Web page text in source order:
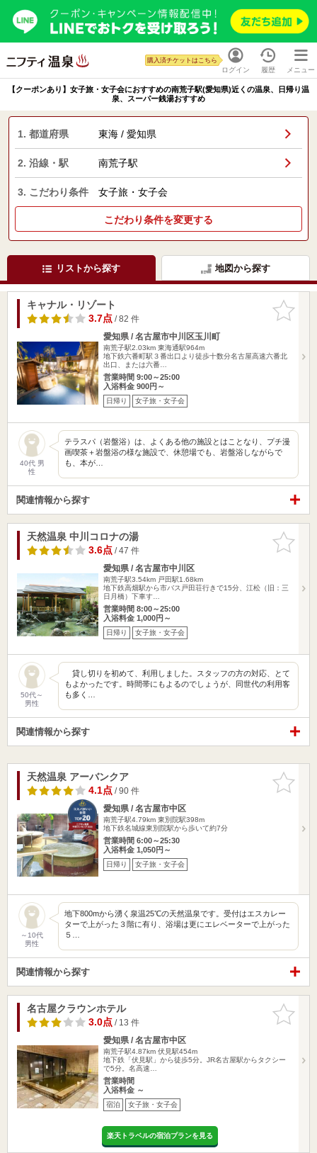
ログイン
購入済チケットはこちら
履歴 メニュー
【クーポンあり】女子旅・女子会におすすめの南荒子駅(愛知県)近くの温泉、日帰り温
泉、スーパー銭湯おすすめ
1. 都道府県 東海 / 愛知県
2. 沿線・駅 南荒子駅
3. こだわり条件 女子旅・女子会
こだわり条件を変更する
リストから探す 地図から探す
お気に入
りに追加
キャナル・リゾート
3.7点/ 82 件
愛知県 / 名古屋市中川区玉川町
南荒子駅2.03km 東海通駅964m
地下鉄六番町駅３番出口より徒歩十数分名古屋高速六番北
出口、または六番…
営業時間 9:00～25:00
入浴料金 900円～
日帰り 女子旅・女子会
40代 男
性
テラスパ（岩盤浴）は、よくある他の施設とはことなり、プチ漫
画喫茶＋岩盤浴の様な施設で、休憩場でも、岩盤浴しながらで
も、本が…
関連情報から探す
お気に入
りに追加
天然温泉 中川コロナの湯
3.6点/ 47 件
愛知県 / 名古屋市中川区
南荒子駅3.54km 戸田駅1.68km
地下鉄高畑駅から市バス戸田荘行きで15分、江松（旧：三
日月橋）下車す…
営業時間 8:00～25:00
入浴料金 1,000円～
日帰り 女子旅・女子会
50代～
男性
貸し切りを初めて、利用しました。スタッフの方の対応、とて
もよかったです。時間帯にもよるのでしょうが、同世代の利用客
も多く…
関連情報から探す
お気に入
りに追加
天然温泉 アーバンクア
4.1点/ 90 件
愛知県 / 名古屋市中区
南荒子駅4.79km 東別院駅398m
地下鉄名城線東別院駅から歩いて約7分
営業時間 6:00～25:30
入浴料金 1,050円～
日帰り 女子旅・女子会
～10代
男性
地下800mから湧く泉温25℃の天然温泉です。受付はエスカレー
ターで上がった３階に有り、浴場は更にエレベーターで上がった
５…
関連情報から探す
お気に入
りに追加
名古屋クラウンホテル
3.0点/ 13 件
愛知県 / 名古屋市中区
南荒子駅4.87km 伏見駅454m
地下鉄「伏見駅」から徒歩5分。JR名古屋駅からタクシー
で5分。名高速…
営業時間
入浴料金 ～
宿泊 女子旅・女子会
楽天トラベルの宿泊プランを見る